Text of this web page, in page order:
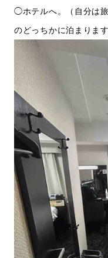
◯ホテルへ。（自分は
のどっちかに泊まります